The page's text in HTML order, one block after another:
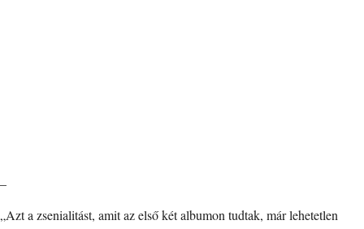
–
„Azt a zsenialitást, amit az első két albumon tudtak, már lehetetlen